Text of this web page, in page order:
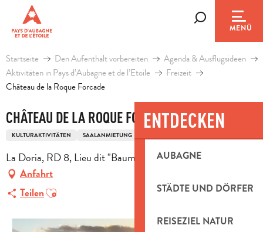
contenu
principal
MENÜ
ENTDECKEN
AUBAGNE
STÄDTE UND DÖRFER
REISEZIEL NATUR
Startseite Den Aufenthalt vorbereiten
Agenda & Ausflugsideen
Aktivitäten in Pays d’Aubagne et de l’Etoile
Freizeit
Château de la Roque Forcade
CHÂTEAU DE LA ROQUE FORCADE
KULTURAKTIVITÄTEN SAALANMIETUNG
La Doria, RD 8, Lieu dit "Baume de Marron", 13124 Peypin
Anfahrt
TeilenAjouter aux favoris